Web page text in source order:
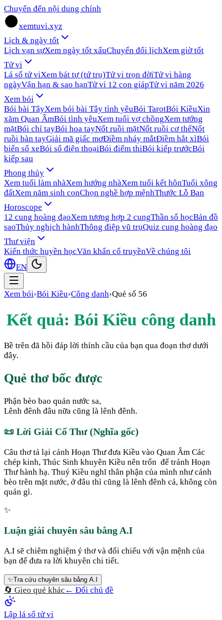
Chuyển đến nội dung chính
xemtuvi.xyz
Lịch & ngày tốt
Lịch vạn sựXem ngày tốt xấuChuyển đổi lịchXem giờ tốt
Tử vi
Lá số tử viXem bát tự (tứ trụ)Tử vi trọn đờiTử vi hàng
ngàyVận hạn & sao hạnTử vi 12 con giápTử vi năm 2026
Xem bói
Bói bài TâyXem bói bài Tây tình yêuBói TarotBói KiềuXin
xăm Quan ÂmBói tình yêuXem tuổi vợ chồngXem tướng
mặtBói chỉ tayBói hoa tayNốt ruồi mặtNốt ruồi cơ thểNốt
ruồi bàn tayGiải mã giấc mơĐiềm nháy mắtĐiềm hắt xìBói
biển số xeBói số điện thoạiBói điểm thiBói kiếp trướcBói
kiếp sau
Phong thủy
Xem tuổi làm nhàXem hướng nhàXem tuổi kết hônTuổi xông
đấtXem năm sinh conChọn nghề hợp mệnhThước Lỗ Ban
Horoscope
12 cung hoàng đạoXem tương hợp 2 cungThần số họcBản đồ
saoThủy nghịch hànhThông điệp vũ trụQuiz cung hoàng đạo
Thư viện
Kiến thức huyền họcVăn khấn cổ truyềnVề chúng tôi
EN
Xem bói›Bói Kiều›Công danh›Quẻ số 56
Kết quả: Bói Kiều công danh
Bề trên đã hồi đáp lời thỉnh cầu của bạn qua đoạn thơ dưới
đây.
Quẻ thơ bốc được
Phận bèo bao quản nước sa,
Lênh đênh đâu nữa cũng là lênh đênh.
📜 Lời Giải Cổ Thư (Nghĩa gốc)
Câu thơ tả lại cảnh Hoạn Thư đưa Kiều vào Quan Âm Các
chép kinh, Thúc Sinh khuyên Kiều nên trốn để tránh Hoạn
Thư hành hạ. Thuý Kiều nghĩ thân phận của mình như cánh
bèo trên mặt nước, ở đâu thì cũng là lênh đênh cả, không còn
quản gì.
✨
Luận giải chuyên sâu bằng A.I
A.I sẽ chiêm nghiệm ý thơ và đối chiếu với vận mệnh của
bạn để đưa ra lời khuyên chi tiết.
✨Tra cứu chuyên sâu bằng A.I
🔄 Gieo quẻ khác ← Đổi chủ đề
Lập lá số tử vi